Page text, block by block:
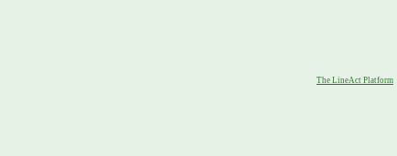
The LineAct Platform